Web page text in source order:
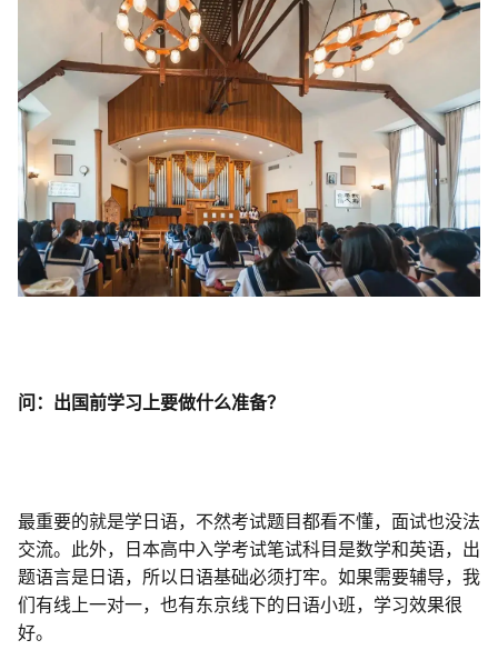
问：出国前学习上要做什么准备？
最重要的就是学日语，不然考试题目都看不懂，面试也没法
交流。此外，日本高中入学考试笔试科目是数学和英语，出
题语言是日语，所以日语基础必须打牢。如果需要辅导，我
们有线上一对一，也有东京线下的日语小班，学习效果很
好。